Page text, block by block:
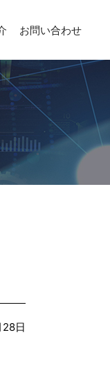
お問い合わせ
日